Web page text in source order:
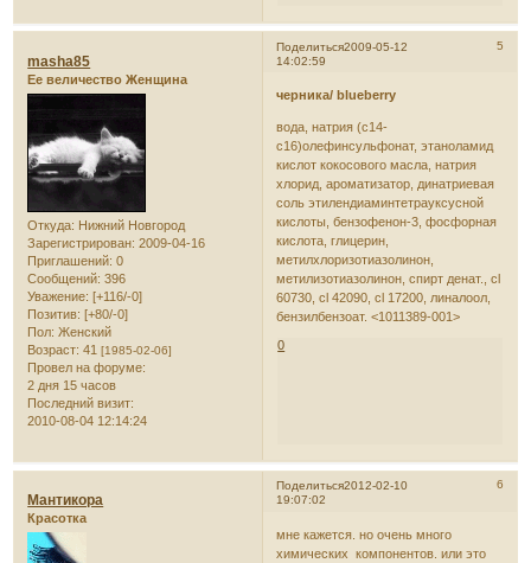
Поделиться 5
2009-05-12
14:02:59
masha85
Ее величество Женщина
Откуда: Нижний Новгород
Зарегистрирован: 2009-04-16
Приглашений: 0
Сообщений: 396
Уважение: [+116/-0]
Позитив: [+80/-0]
Пол: Женский
Возраст: 41[1985-02-06]
Провел на форуме:
2 дня 15 часов
Последний визит:
2010-08-04 12:14:24
черника/ blueberry
вода, натрия (с14-
с16)олефинсульфонат, этаноламид
кислот кокосового масла, натрия
хлорид, ароматизатор, динатриевая
соль этилендиаминтетрауксусной
кислоты, бензофенон-3, фосфорная
кислота, глицерин,
метилхлоризотиазолинон,
метилизотиазолинон, спирт денат., cl
60730, cl 42090, cl 17200, линалоол,
бензилбензоат. <1011389-001>
0
Поделиться 6
2012-02-10
19:07:02
Мантикора
Красотка
мне кажется. но очень много
химических компонентов. или это